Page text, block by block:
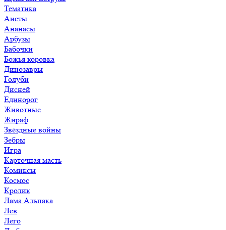
Тематика
Аисты
Ананасы
Арбузы
Бабочки
Божья коровка
Динозавры
Голуби
Дисней
Единорог
Животные
Жираф
Звёздные войны
Зебры
Игра
Карточная масть
Комиксы
Космос
Кролик
Лама Альпака
Лев
Лего